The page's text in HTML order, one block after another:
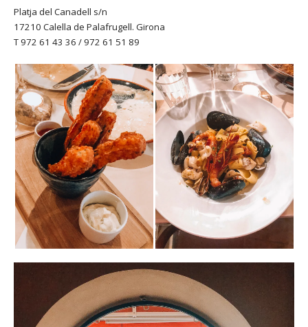
Platja del Canadell s/n
17210 Calella de Palafrugell. Girona
T 972 61 43 36 / 972 61 51 89